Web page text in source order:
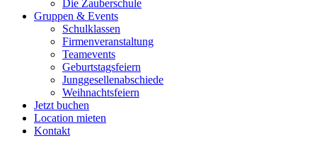
Die Zauberschule
Gruppen & Events
Schulklassen
Firmenveranstaltung
Teamevents
Geburtstagsfeiern
Junggesellenabschiede
Weihnachtsfeiern
Jetzt buchen
Location mieten
Kontakt